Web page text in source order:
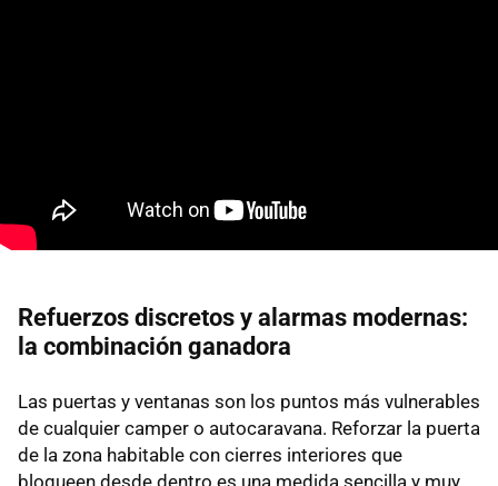
Refuerzos discretos y alarmas modernas:
la combinación ganadora
Las puertas y ventanas son los puntos más vulnerables
de cualquier camper o autocaravana. Reforzar la puerta
de la zona habitable con cierres interiores que